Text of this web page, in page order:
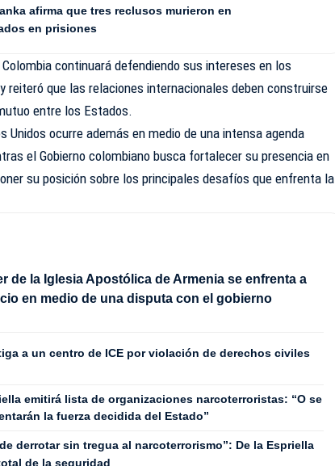
afirma que tres reclusos murieron en
en prisiones
continuará defendiendo sus intereses en los
reiteró que las relaciones internacionales deben construirse
entre los Estados.
Unidos ocurre además en medio de una intensa agenda
el Gobierno colombiano busca fortalecer su presencia en
su posición sobre los principales desafíos que enfrenta la
de la Iglesia Apostólica de Armenia se enfrenta a
en medio de una disputa con el gobierno
a un centro de ICE por violación de derechos civiles
emitirá lista de organizaciones narcoterroristas: “O se
la fuerza decidida del Estado”
derrotar sin tregua al narcoterrorismo”: De la Espriella
de la seguridad